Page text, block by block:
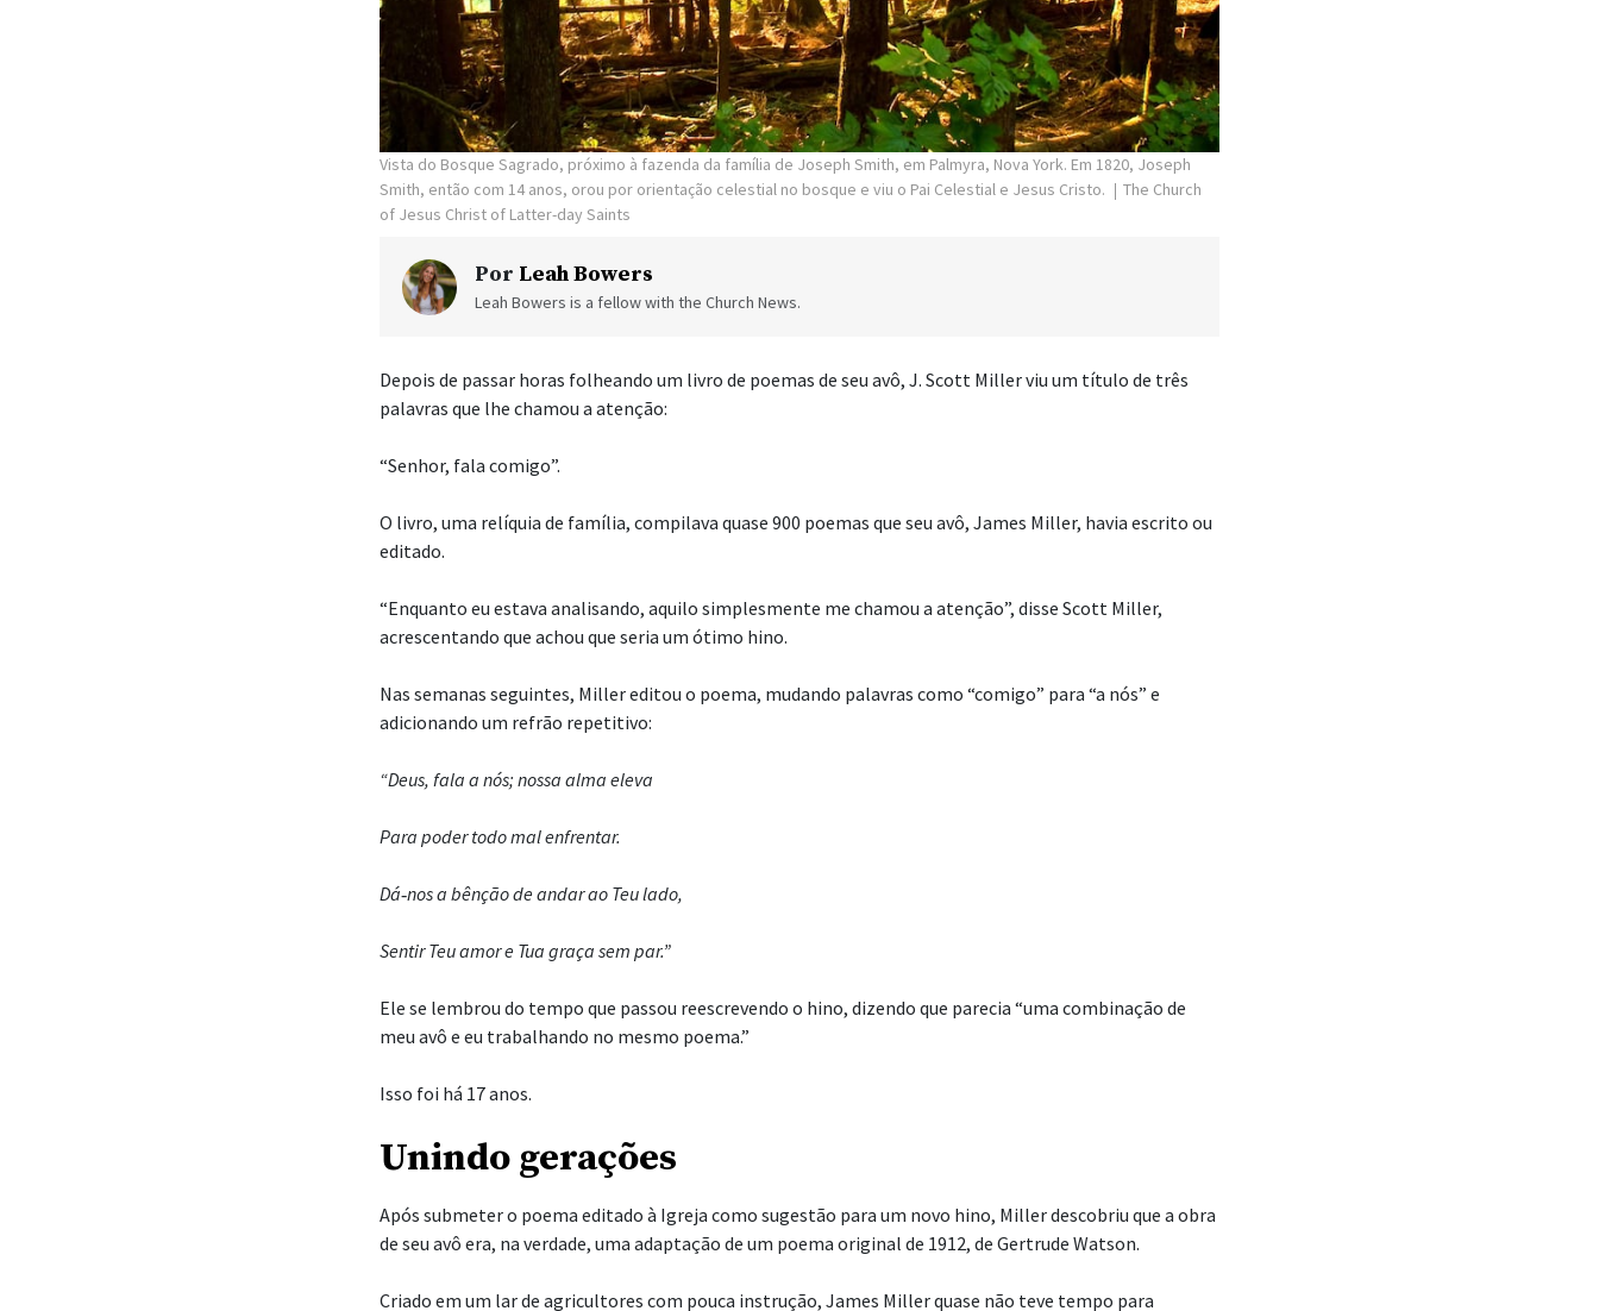
Vista do Bosque Sagrado, próximo à fazenda da família de Joseph Smith, em Palmyra, Nova York. Em 1820, Joseph
Smith, então com 14 anos, orou por orientação celestial no bosque e viu o Pai Celestial e Jesus Cristo.
The Church
of Jesus Christ of Latter-day Saints
Por Leah Bowers
Leah Bowers is a fellow with the Church News.
Depois de passar horas folheando um livro de poemas de seu avô, J. Scott Miller viu um título de três
palavras que lhe chamou a atenção:
“Senhor, fala comigo”.
O livro, uma relíquia de família, compilava quase 900 poemas que seu avô, James Miller, havia escrito ou
editado.
“Enquanto eu estava analisando, aquilo simplesmente me chamou a atenção”, disse Scott Miller,
acrescentando que achou que seria um ótimo hino.
Nas semanas seguintes, Miller editou o poema, mudando palavras como “comigo” para “a nós” e
adicionando um refrão repetitivo:
“Deus, fala a nós; nossa alma eleva
Para poder todo mal enfrentar.
Dá‑nos a bênção de andar ao Teu lado,
Sentir Teu amor e Tua graça sem par.”
Ele se lembrou do tempo que passou reescrevendo o hino, dizendo que parecia “uma combinação de
meu avô e eu trabalhando no mesmo poema.”
Isso foi há 17 anos.
Unindo gerações
Após submeter o poema editado à Igreja como sugestão para um novo hino, Miller descobriu que a obra
de seu avô era, na verdade, uma adaptação de um poema original de 1912, de Gertrude Watson.
Criado em um lar de agricultores com pouca instrução, James Miller quase não teve tempo para